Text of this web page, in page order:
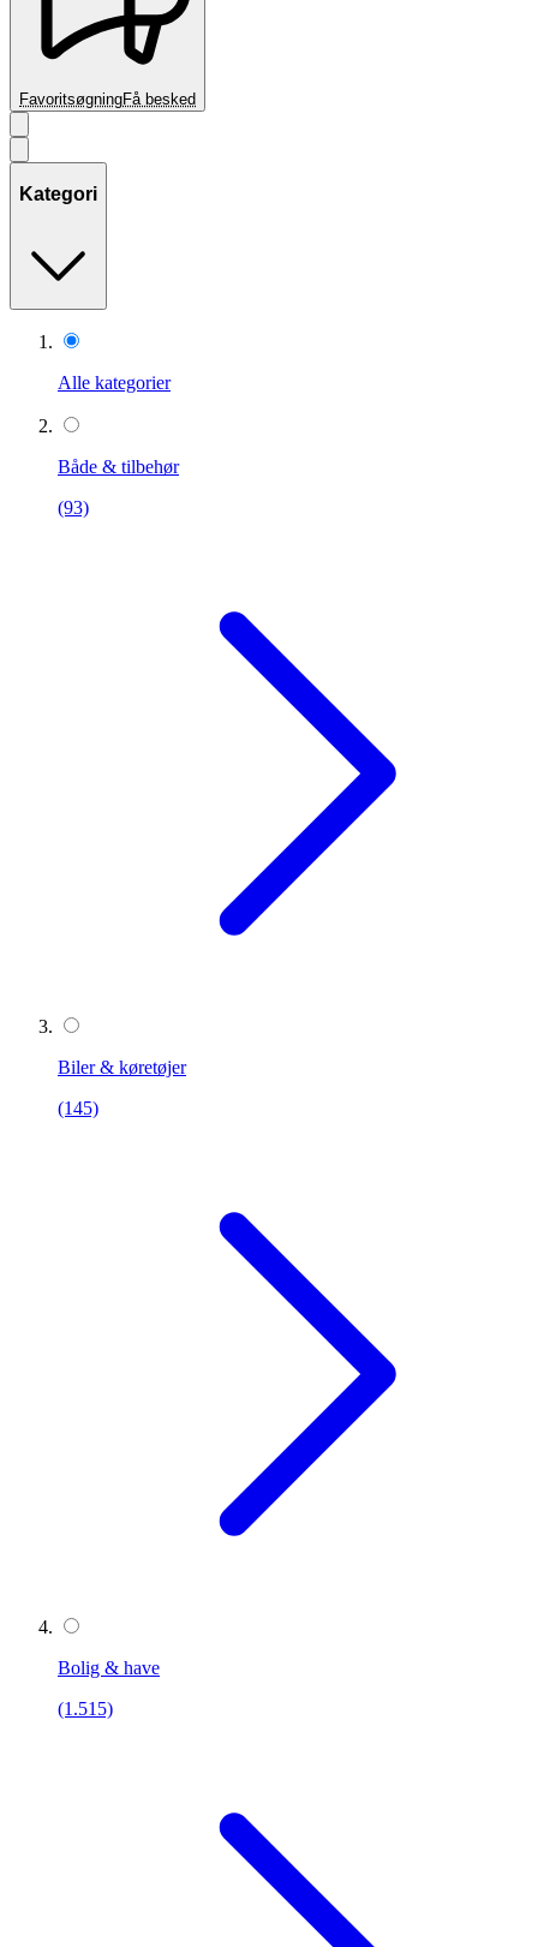
FavoritsøgningFå besked
Kategori
Alle kategorier
Både & tilbehør
(93)
Biler & køretøjer
(145)
Bolig & have
(1.515)